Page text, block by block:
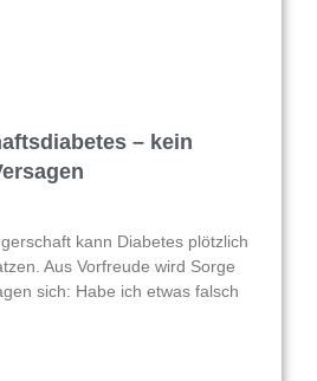
– kein
kann Diabetes plötzlich
Aus Vorfreude wird Sorge
sich: Habe ich etwas falsch